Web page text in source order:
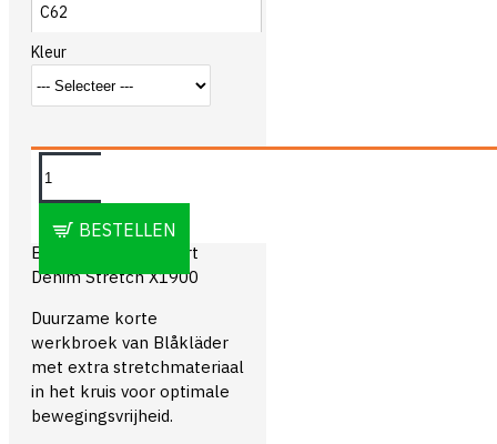
C62
Kleur
BESTELLEN
OMSCHRIJVING
Blåkläder 1992 Short
Denim Stretch X1900
Duurzame korte
werkbroek van Blåkläder
met extra stretchmateriaal
in het kruis voor optimale
bewegingsvrijheid.